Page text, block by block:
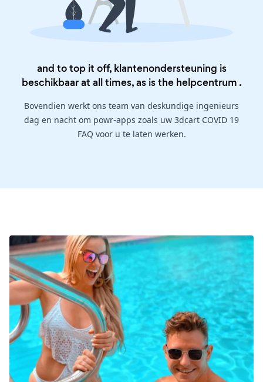
and to top it off, klantenondersteuning is
beschikbaar at all times, as is the helpcentrum .
Bovendien werkt ons team van deskundige ingenieurs
dag en nacht om powr-apps zoals uw 3dcart COVID 19
FAQ voor u te laten werken.